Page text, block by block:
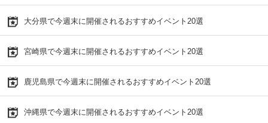
大分県で今週末に開催されるおすすめイベント20選
宮崎県で今週末に開催されるおすすめイベント20選
鹿児島県で今週末に開催されるおすすめイベント20選
沖縄県で今週末に開催されるおすすめイベント20選